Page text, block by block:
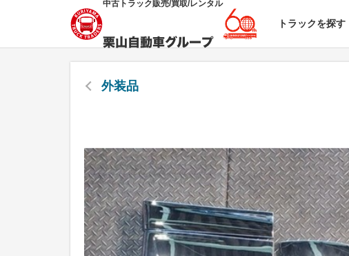
中古トラック販売/買取/レンタル
トラックを探す
外装品